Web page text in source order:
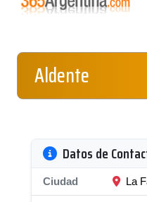
Aldente
Datos de
Ciudad La